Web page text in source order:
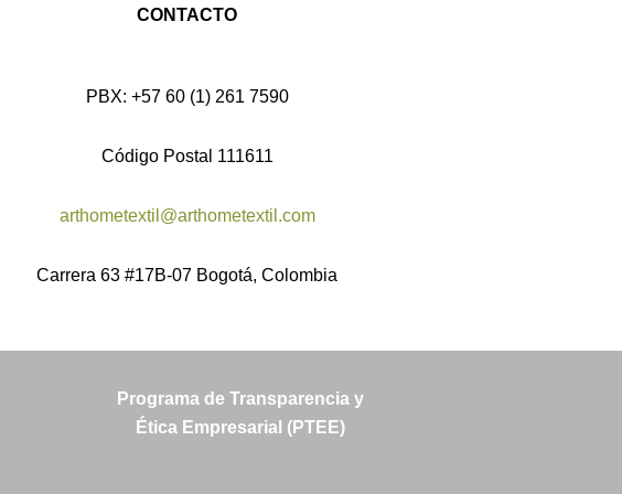
CONTACTO
PBX: +57 60 (1) 261 7590
Código Postal 111611
arthometextil@arthometextil.com
Carrera 63 #17B-07 Bogotá, Colombia
Programa de Transparencia y
Ética Empresarial (PTEE)